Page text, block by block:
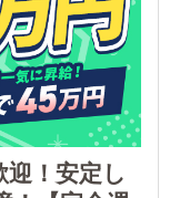
迎！安定し